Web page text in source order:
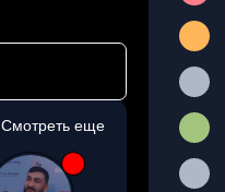
Смотреть еще